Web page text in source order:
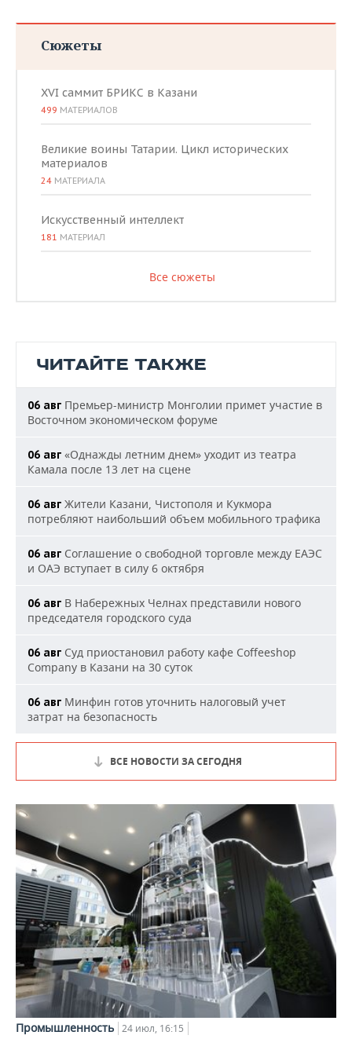
Сюжеты
XVI саммит БРИКС в Казани
499 МАТЕРИАЛОВ
Великие воины Татарии. Цикл исторических
материалов
24 МАТЕРИАЛА
Искусственный интеллект
181 МАТЕРИАЛ
Все сюжеты
ЧИТАЙТЕ ТАКЖЕ
06 авг Премьер-министр Монголии примет участие в
Восточном экономическом форуме
06 авг «Однажды летним днем» уходит из театра
Камала после 13 лет на сцене
06 авг Жители Казани, Чистополя и Кукмора
потребляют наибольший объем мобильного трафика
06 авг Соглашение о свободной торговле между ЕАЭС
и ОАЭ вступает в силу 6 октября
06 авг В Набережных Челнах представили нового
председателя городского суда
06 авг Суд приостановил работу кафе Coffeeshop
Company в Казани на 30 суток
06 авг Минфин готов уточнить налоговый учет
затрат на безопасность
ВСЕ НОВОСТИ ЗА СЕГОДНЯ
Промышленность 24 июл, 16:15